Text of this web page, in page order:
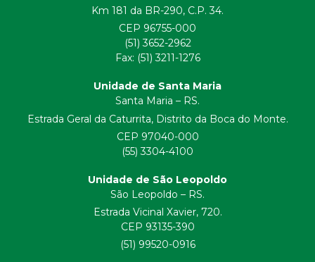
Km 181 da BR-290, C.P. 34.
CEP 96755-000
(51) 3652-2962
Fax: (51) 3211-1276
Unidade de Santa Maria
Santa Maria – RS.
Estrada Geral da Caturrita, Distrito da Boca do Monte.
CEP 97040-000
(55) 3304-4100
Unidade de São Leopoldo
São Leopoldo – RS.
Estrada Vicinal Xavier, 720.
CEP 93135-390
(51) 99520-0916